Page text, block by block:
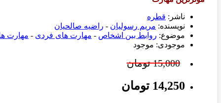
ناشر: قطره
نویسنده: مریم رسولیان - راضیه صالحیان
موضوع: روابط بین اشخاص - مهارت های فردی - مهارت
موجودی: موجود
15,000 تومان
14,250 تومان